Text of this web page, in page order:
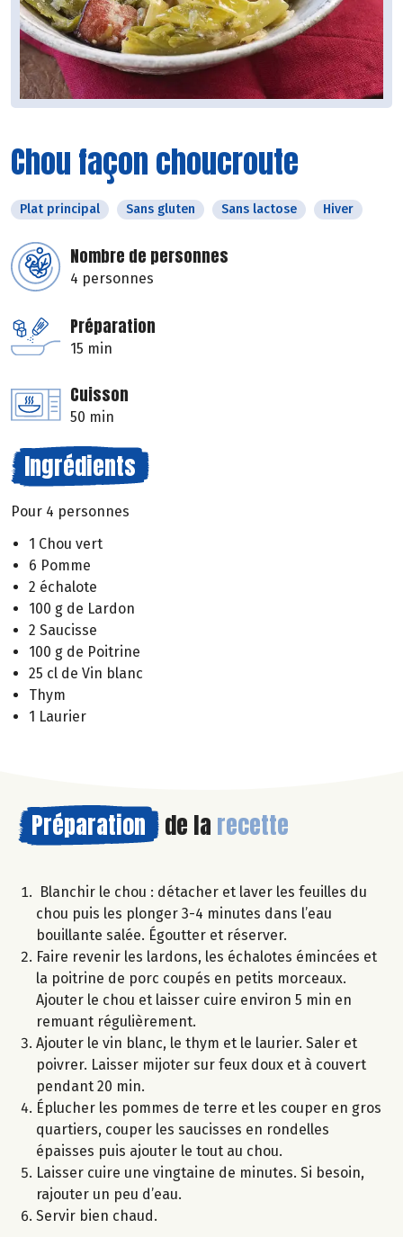
Chou façon choucroute
Plat principal Sans gluten Sans lactose Hiver
Nombre de personnes
4 personnes
Préparation
15 min
Cuisson
50 min
Ingrédients
Pour 4 personnes
1 Chou vert
6 Pomme
2 échalote
100 g de Lardon
2 Saucisse
100 g de Poitrine
25 cl de Vin blanc
Thym
1 Laurier
Préparation de la recette
Blanchir le chou : détacher et laver les feuilles du
chou puis les plonger 3-4 minutes dans l’eau
bouillante salée. Égoutter et réserver.
Faire revenir les lardons, les échalotes émincées et
la poitrine de porc coupés en petits morceaux.
Ajouter le chou et laisser cuire environ 5 min en
remuant régulièrement.
Ajouter le vin blanc, le thym et le laurier. Saler et
poivrer. Laisser mijoter sur feux doux et à couvert
pendant 20 min.
Éplucher les pommes de terre et les couper en gros
quartiers, couper les saucisses en rondelles
épaisses puis ajouter le tout au chou.
Laisser cuire une vingtaine de minutes. Si besoin,
rajouter un peu d’eau.
Servir bien chaud.